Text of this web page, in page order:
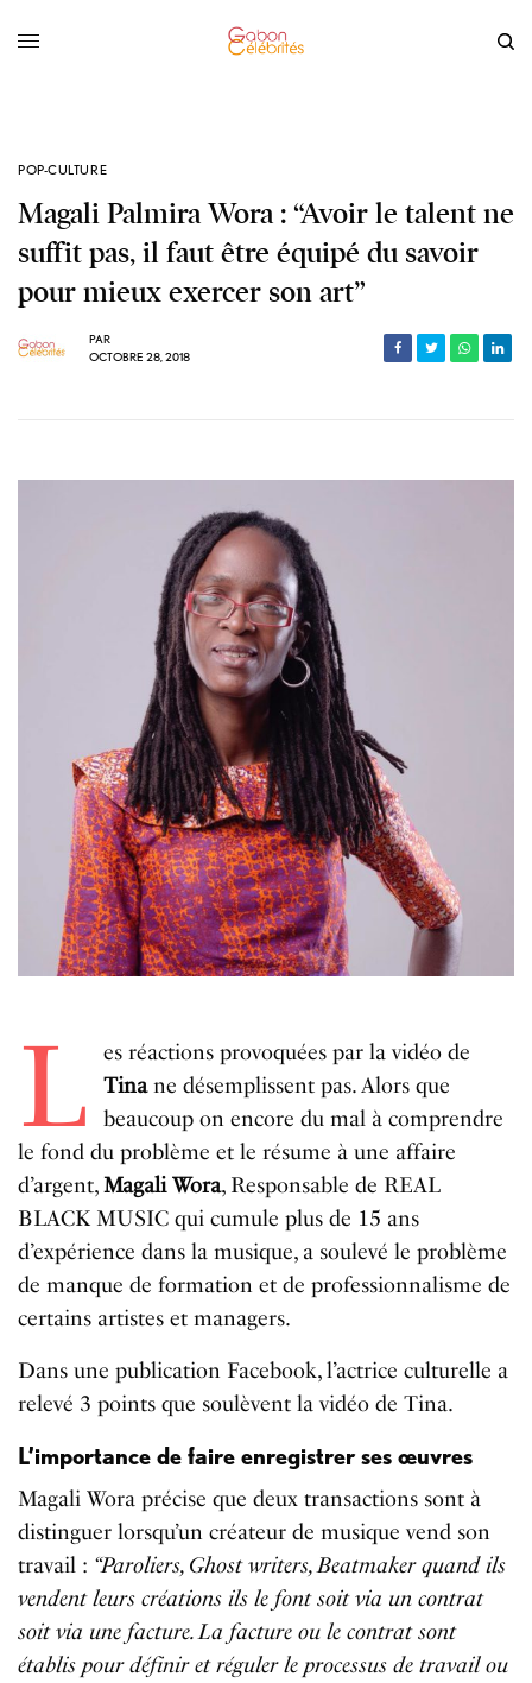
POP-CULTURE
Magali Palmira Wora : “Avoir le talent ne
suffit pas, il faut être équipé du savoir
pour mieux exercer son art”
PAR
OCTOBRE 28, 2018
L
es réactions provoquées par la vidéo de
Tinane désemplissent pas. Alors que
beaucoup on encore du mal à comprendre
le fond du problème et le résume à une affaire
d’argent,Magali Wora, Responsable de REAL
BLACK MUSIC qui cumule plus de 15 ans
d’expérience dans la musique, a soulevé le problème
de manque de formation et de professionnalisme de
certains artistes et managers.
Dans une publication Facebook, l’actrice culturelle a
relevé 3 points que soulèvent la vidéo de Tina.
L’importance de faire enregistrer ses œuvres
Magali Wora précise que deux transactions sont à
distinguer lorsqu’un créateur de musique vend son
travail : “Paroliers, Ghost writers, Beatmaker quand ils
vendent leurs créations ils le font soit via un contrat
soit via une facture. La facture ou le contrat sont
établis pour définir et réguler le processus de travail ou